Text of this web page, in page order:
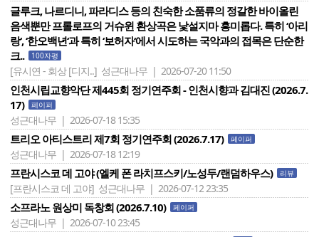
글루크, 나르디니, 파라디스 등의 친숙한 소품류의 정갈한 바이올린
음색뿐만 프롤로프의 거슈윈 환상곡은 낯설지마 흥미롭다. 특히 ‘아리
랑‘, ‘한오백년‘과 특히 ‘보허자‘에서 시도하는 국악과의 접목은 단순한
크..
100자평
[유시연 - 회상 [디지..] 성근대나무 | 2026-07-20 11:50
인천시립교향악단 제445회 정기연주회 - 인천시향과 김대진 (2026.7.
17)
페이퍼
성근대나무 | 2026-07-18 15:35
트리오 아티스트리 제7회 정기연주회 (2026.7.17) 페이퍼
성근대나무 | 2026-07-18 12:19
프란시스코 데 고야 (엘케 폰 라치프스키/노성두/랜덤하우스) 리뷰
[프란시스코 데 고야] 성근대나무 | 2026-07-12 23:35
소프라노 원상미 독창회 (2026.7.10) 페이퍼
성근대나무 | 2026-07-10 23:45